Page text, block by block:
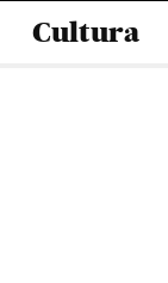
Cultura